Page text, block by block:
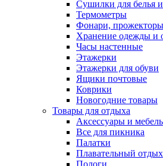
Сушилки для белья
Термометры
Фонари, прожекторы
Хранение одежды и
Часы настенные
Этажерки
Этажерки для обуви
Ящики почтовые
Коврики
Новогодние товары
Товары для отдыха
Аксессуары и мебель
Все для пикника
Палатки
Плавательный отдых
Пологи